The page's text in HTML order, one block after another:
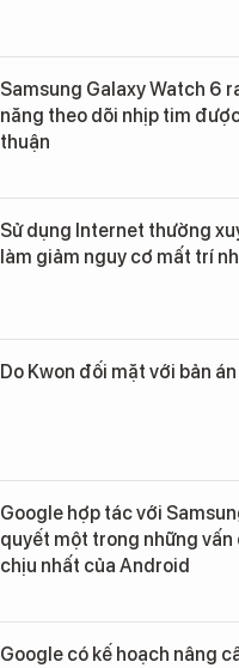
Samsung Galaxy Watch 6
năng theo dõi nhịp tim
thuận
Sử dụng Internet thường
làm giảm nguy cơ mất trí
Do Kwon đối mặt với bản
Google hợp tác với
quyết một trong những vấn
chịu nhất của Android
Google có kế hoạch nâng